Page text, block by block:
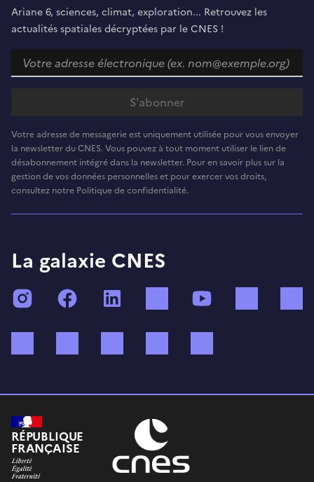
Ariane 6, sciences, climat, exploration... Retrouvez les
actualités spatiales décryptées par le CNES !
Votre adresse de messagerie est uniquement utilisée pour vous envoyer
la newsletter du CNES. Vous pouvez à tout moment utiliser le lien de
désabonnement intégré dans la newsletter. Pour en savoir plus sur la
gestion de vos données personnelles et pour exercer vos droits,
consultez notre Politique de confidentialité.
La galaxie CNES
InstagramFacebook TikTok
RÉPUBLIQUE
FRANÇAISE